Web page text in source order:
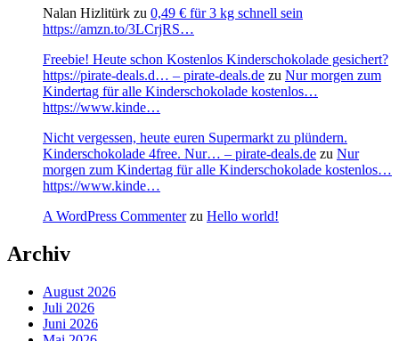
Nalan Hizlitürk zu 0,49 € für 3 kg schnell sein
https://amzn.to/3LCrjRS…
Freebie! Heute schon Kostenlos Kinderschokolade gesichert?
https://pirate-deals.d… – pirate-deals.de zu Nur morgen zum
Kindertag für alle Kinderschokolade kostenlos…
https://www.kinde…
Nicht vergessen, heute euren Supermarkt zu plündern.
Kinderschokolade 4free. Nur… – pirate-deals.de zu Nur
morgen zum Kindertag für alle Kinderschokolade kostenlos…
https://www.kinde…
A WordPress Commenterzu Hello world!
Archiv
August 2026
Juli 2026
Juni 2026